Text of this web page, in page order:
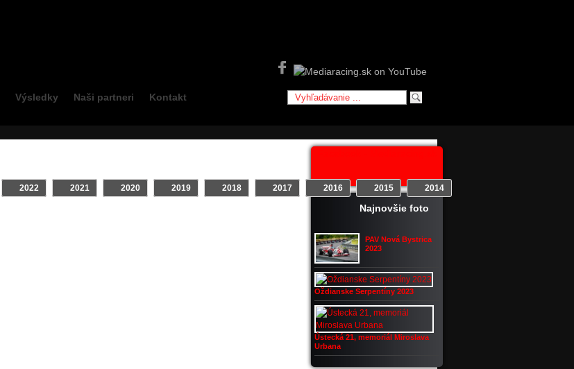
Výsledky Naši partneri Kontakt
Najnovšie foto
PAV Nová Bystrica
2023
Oždianske Serpentíny 2023
Ústecká 21, memoriál Miroslava
Urbana
2022 2021 2020 2019 2018 2017 2016 2015 2014